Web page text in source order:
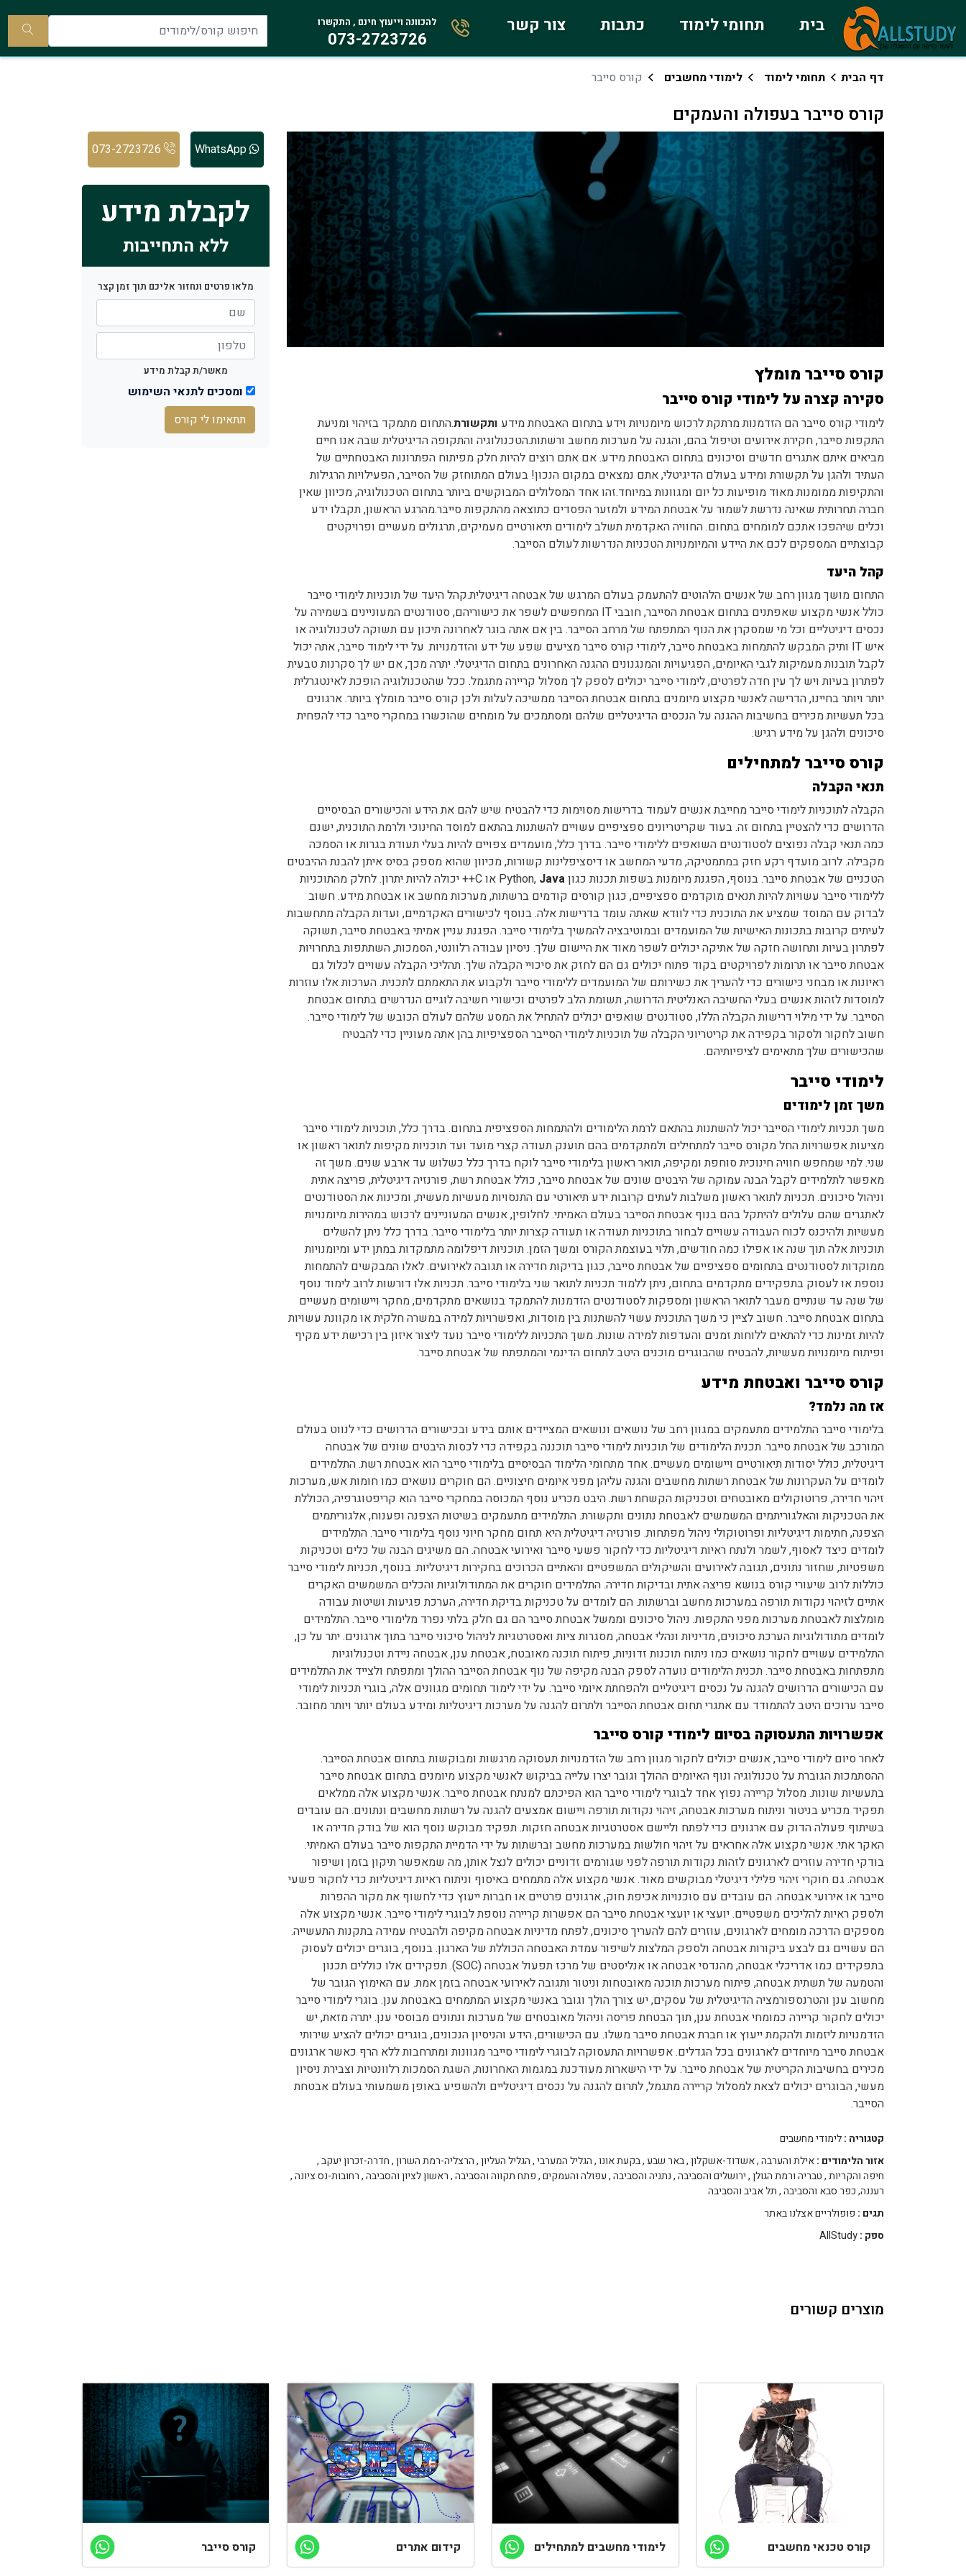
בית תחומי לימוד כתבות צור קשר להכוונה וייעוץ חינם , התקשרו
073-2723726
להתקשר
דף הבית תחומי לימוד לימודי מחשבים קורס סייבר
קורס סייבר בעפולה והעמקים
קורס סייבר מומלץ
סקירה קצרה על לימודי קורס סייבר
לימודי קורס סייבר הם הזדמנות מרתקת לרכוש מיומנויות וידע בתחום האבטחת מידע ותקשורת.התחום מתמקד בזיהוי ומניעת
התקפות סייבר, חקירת אירועים וטיפול בהם, והגנה על מערכות מחשב ורשתות.הטכנולוגיה והתקופה הדיגיטלית שבה אנו חיים
מביאים איתם אתגרים חדשים וסיכונים בתחום האבטחת מידע. אם אתם רוצים להיות חלק מפיתוח הפתרונות האבטחתיים של
העתיד ולהגן על תקשורת ומידע בעולם הדיגיטלי, אתם נמצאים במקום הנכון! בעולם המתוחזק של הסייבר, הפעילויות הרגילות
והתקיפות ממומנות מאוד מופיעות כל יום ומגוונות במיוחד.זהו אחד המסלולים המבוקשים ביותר בתחום הטכנולוגיה, מכיוון שאין
חברה תחרותית שאינה נדרשת לשמור על אבטחת המידע ולמזער הפסדים כתוצאה מהתקפות סייבר.מהרגע הראשון, תקבלו ידע
וכלים שיהפכו אתכם למומחים בתחום. החוויה האקדמית תשלב לימודים תיאורטיים מעמיקים, תרגולים מעשיים ופרויקטים
קבוצתיים המספקים לכם את היידע והמיומנויות הטכניות הנדרשות לעולם הסייבר.
קהל היעד
התחום מושך מגוון רחב של אנשים הלהוטים להתעמק בעולם המרגש של אבטחה דיגיטלית.קהל היעד של תוכניות לימודי סייבר
כולל אנשי מקצוע שאפתנים בתחום אבטחת הסייבר, חובבי IT המחפשים לשפר את כישוריהם, סטודנטים המעוניינים בשמירה על
נכסים דיגיטליים וכל מי שמסקרן את הנוף המתפתח של מרחב הסייבר. בין אם אתה בוגר לאחרונה תיכון עם תשוקה לטכנולוגיה או
איש IT ותיק המבקש להתמחות באבטחת סייבר, לימודי קורס סייבר מציעים שפע של ידע והזדמנויות. על ידי לימוד סייבר, אתה יכול
לקבל תובנות מעמיקות לגבי האיומים, הפגיעויות והמנגנונים ההגנה האחרונים בתחום הדיגיטלי. יתרה מכך, אם יש לך סקרנות טבעית
לפתרון בעיות ויש לך עין חדה לפרטים, לימודי סייבר יכולים לספק לך מסלול קריירה מתגמל. ככל שהטכנולוגיה הופכת לאינטגרלית
יותר ויותר בחיינו, הדרישה לאנשי מקצוע מיומנים בתחום אבטחת הסייבר ממשיכה לעלות ולכן קורס סייבר מומלץ ביותר. ארגונים
בכל תעשיות מכירים בחשיבות ההגנה על הנכסים הדיגיטליים שלהם ומסתמכים על מומחים שהוכשרו במחקרי סייבר כדי להפחית
סיכונים ולהגן על מידע רגיש.
קורס סייבר למתחילים
תנאי הקבלה
הקבלה לתוכניות לימודי סייבר מחייבת אנשים לעמוד בדרישות מסוימות כדי להבטיח שיש להם את הידע והכישורים הבסיסיים
הדרושים כדי להצטיין בתחום זה. בעוד שקריטריונים ספציפיים עשויים להשתנות בהתאם למוסד החינוכי ולרמת התוכנית, ישנם
כמה תנאי קבלה נפוצים לסטודנטים השואפים ללימודי סייבר. בדרך כלל, מועמדים צפויים להיות בעלי תעודת בגרות או הסמכה
מקבילה. לרוב מועדף רקע חזק במתמטיקה, מדעי המחשב או דיסציפלינות קשורות, מכיוון שהוא מספק בסיס איתן להבנת ההיבטים
הטכניים של אבטחת סייבר. בנוסף, הפגנת מיומנות בשפות תכנות כגון Python,Java
או C++ יכולה להיות יתרון. לחלק מהתוכניות
ללימודי סייבר עשויות להיות תנאים מוקדמים ספציפיים, כגון קורסים קודמים ברשתות, מערכות מחשב או אבטחת מידע. חשוב
לבדוק עם המוסד שמציע את התוכנית כדי לוודא שאתה עומד בדרישות אלה. בנוסף לכישורים האקדמיים, ועדות הקבלה מתחשבות
לעיתים קרובות בתכונות האישיות של המועמדים ובמוטיבציה להמשיך בלימודי סייבר. הפגנת עניין אמיתי באבטחת סייבר, תשוקה
לפתרון בעיות ותחושה חזקה של אתיקה יכולים לשפר מאוד את היישום שלך. ניסיון עבודה רלוונטי, הסמכות, השתתפות בתחרויות
אבטחת סייבר או תרומות לפרויקטים בקוד פתוח יכולים גם הם לחזק את סיכויי הקבלה שלך. תהליכי הקבלה עשויים לכלול גם
ראיונות או מבחני כישורים כדי להעריך את כשירותם של המועמדים ללימודי סייבר ולקבוע את התאמתם לתכנית. הערכות אלו עוזרות
למוסדות לזהות אנשים בעלי החשיבה האנליטית הדרושה, תשומת הלב לפרטים וכישורי חשיבה לוגיים הנדרשים בתחום אבטחת
הסייבר. על ידי מילוי דרישות הקבלה הללו, סטודנטים שואפים יכולים להתחיל את המסע שלהם לעולם הכובש של לימודי סייבר.
חשוב לחקור ולסקור בקפידה את קריטריוני הקבלה של תוכניות לימודי הסייבר הספציפיות בהן אתה מעוניין כדי להבטיח
שהכישורים שלך מתאימים לציפיותיהם.
לימודי סייבר
משך זמן לימודים
משך תכניות לימודי הסייבר יכול להשתנות בהתאם לרמת הלימודים ולהתמחות הספציפית בתחום. בדרך כלל, תוכניות לימודי סייבר
מציעות אפשרויות החל מקורס סייבר למתחילים ולמתקדמים בהם תוענק תעודה קצרי מועד ועד תוכניות מקיפות לתואר ראשון או
שני. למי שמחפש חוויה חינוכית סוחפת ומקיפה, תואר ראשון בלימודי סייבר לוקח בדרך כלל כשלוש עד ארבע שנים. משך זה
מאפשר לתלמידים לקבל הבנה עמוקה של היבטים שונים של אבטחת סייבר, כולל אבטחת רשת, פורנזיה דיגיטלית, פריצה אתית
וניהול סיכונים. תכניות לתואר ראשון משלבות לעתים קרובות ידע תיאורטי עם התנסויות מעשיות מעשית, ומכינות את הסטודנטים
לאתגרים שהם עלולים להיתקל בהם בנוף אבטחת הסייבר בעולם האמיתי. לחלופין, אנשים המעוניינים לרכוש במהירות מיומנויות
מעשיות ולהיכנס לכוח העבודה עשויים לבחור בתוכניות תעודה או תעודה קצרות יותר בלימודי סייבר. בדרך כלל ניתן להשלים
תוכניות אלה תוך שנה או אפילו כמה חודשים, תלוי בעוצמת הקורס ומשך הזמן. תוכניות דיפלומה מתמקדות במתן ידע ומיומנויות
ממוקדות לסטודנטים בתחומים ספציפיים של אבטחת סייבר, כגון בדיקות חדירה או תגובה לאירועים. לאלו המבקשים להתמחות
נוספת או לעסוק בתפקידים מתקדמים בתחום, ניתן ללמוד תכניות לתואר שני בלימודי סייבר. תכניות אלו דורשות לרוב לימוד נוסף
של שנה עד שנתיים מעבר לתואר הראשון ומספקות לסטודנטים הזדמנות להתמקד בנושאים מתקדמים, מחקר ויישומים מעשיים
בתחום אבטחת סייבר. חשוב לציין כי משך התוכנית עשוי להשתנות בין מוסדות, ואפשרויות למידה במשרה חלקית או מקוונת עשויות
להיות זמינות כדי להתאים ללוחות זמנים והעדפות למידה שונות. משך התכניות ללימודי סייבר נועד ליצור איזון בין רכישת ידע מקיף
ופיתוח מיומנויות מעשיות, להבטיח שהבוגרים מוכנים היטב לתחום הדינמי והמתפתח של אבטחת סייבר.
קורס סייבר ואבטחת מידע
אז מה נלמד?
בלימודי סייבר התלמידים מתעמקים במגוון רחב של נושאים ונושאים המציידים אותם בידע ובכישורים הדרושים כדי לנווט בעולם
המורכב של אבטחת סייבר. תכנית הלימודים של תוכניות לימודי סייבר תוכננה בקפידה כדי לכסות היבטים שונים של אבטחה
דיגיטלית, כולל יסודות תיאורטיים ויישומים מעשיים. אחד מתחומי הלימוד הבסיסיים בלימודי סייבר הוא אבטחת רשת. התלמידים
לומדים על העקרונות של אבטחת רשתות מחשבים והגנה עליהן מפני איומים חיצוניים. הם חוקרים נושאים כמו חומות אש, מערכות
זיהוי חדירה, פרוטוקולים מאובטחים וטכניקות הקשחת רשת. היבט מכריע נוסף המכוסה במחקרי סייבר הוא קריפטוגרפיה, הכוללת
את הטכניקות והאלגוריתמים המשמשים לאבטחת נתונים ותקשורת. התלמידים מתעמקים בשיטות הצפנה ופענוח, אלגוריתמים
הצפנה, חתימות דיגיטליות ופרוטוקולי ניהול מפתחות. פורנזיה דיגיטלית היא תחום מחקר חיוני נוסף בלימודי סייבר. התלמידים
לומדים כיצד לאסוף, לשמר ולנתח ראיות דיגיטליות כדי לחקור פשעי סייבר ואירועי אבטחה. הם משיגים הבנה של כלים וטכניקות
משפטיות, שחזור נתונים, תגובה לאירועים והשיקולים המשפטיים והאתיים הכרוכים בחקירות דיגיטליות. בנוסף, תכניות לימודי סייבר
כוללות לרוב שיעורי קורס בנושא פריצה אתית ובדיקות חדירה. התלמידים חוקרים את המתודולוגיות והכלים המשמשים האקרים
אתיים לזיהוי נקודות תורפה במערכות מחשב וברשתות. הם לומדים על טכניקות בדיקת חדירה, הערכת פגיעות ושיטות עבודה
מומלצות לאבטחת מערכות מפני התקפות. ניהול סיכונים וממשל אבטחת סייבר הם גם חלק בלתי נפרד מלימודי סייבר. התלמידים
לומדים מתודולוגיות הערכת סיכונים, מדיניות ונהלי אבטחה, מסגרות ציות ואסטרטגיות לניהול סיכוני סייבר בתוך ארגונים. יתר על כן,
התלמידים עשויים לחקור נושאים כמו ניתוח תוכנות זדוניות, פיתוח תוכנה מאובטח, אבטחת ענן, אבטחה ניידת וטכנולוגיות
מתפתחות באבטחת סייבר. תכנית הלימודים נועדה לספק הבנה מקיפה של נוף אבטחת הסייבר ההולך ומתפתח ולצייד את התלמידים
עם הכישורים הדרושים להגנה על נכסים דיגיטליים ולהפחתת איומי סייבר. על ידי לימוד תחומים מגוונים אלה, בוגרי תכניות לימודי
סייבר ערוכים היטב להתמודד עם אתגרי תחום אבטחת הסייבר ולתרום להגנה על מערכות דיגיטליות ומידע בעולם יותר ויותר מחובר.
אפשרויות התעסוקה בסיום לימודי קורס סייבר
לאחר סיום לימודי סייבר, אנשים יכולים לחקור מגוון רחב של הזדמנויות תעסוקה מרגשות ומבוקשות בתחום אבטחת הסייבר.
ההסתמכות הגוברת על טכנולוגיה ונוף האיומים ההולך וגובר יצרו עלייה בביקוש לאנשי מקצוע מיומנים בתחום אבטחת סייבר
בתעשיות שונות. מסלול קריירה נפוץ אחד לבוגרי לימודי סייבר הוא הפיכתם למנתח אבטחת סייבר. אנשי מקצוע אלה ממלאים
תפקיד מכריע בניטור וניתוח מערכות אבטחה, זיהוי נקודות תורפה ויישום אמצעים להגנה על רשתות מחשבים ונתונים. הם עובדים
בשיתוף פעולה הדוק עם ארגונים כדי לפתח וליישם אסטרטגיות אבטחה חזקות. תפקיד מבוקש נוסף הוא של בודק חדירה או
האקר אתי. אנשי מקצוע אלה אחראים על זיהוי חולשות במערכות מחשב וברשתות על ידי הדמיית התקפות סייבר בעולם האמיתי.
בודקי חדירה עוזרים לארגונים לזהות נקודות תורפה לפני שגורמים זדוניים יכולים לנצל אותן, מה שמאפשר תיקון בזמן ושיפור
אבטחה. גם חוקרי זיהוי פלילי דיגיטלי מבוקשים מאוד. אנשי מקצוע אלה מתמחים באיסוף וניתוח ראיות דיגיטליות כדי לחקור פשעי
סייבר או אירועי אבטחה. הם עובדים עם סוכנויות אכיפת חוק, ארגונים פרטיים או חברות ייעוץ כדי לחשוף את מקור ההפרות
ולספק ראיות להליכים משפטיים. יועצי או יועצי אבטחת סייבר הם אפשרות קריירה נוספת לבוגרי לימודי סייבר. אנשי מקצוע אלה
מספקים הדרכה מומחים לארגונים, עוזרים להם להעריך סיכונים, לפתח מדיניות אבטחה מקיפה ולהבטיח עמידה בתקנות התעשייה.
הם עשויים גם לבצע ביקורות אבטחה ולספק המלצות לשיפור עמדת האבטחה הכוללת של הארגון. בנוסף, בוגרים יכולים לעסוק
בתפקידים כמו אדריכלי אבטחה, מהנדסי אבטחה או אנליסטים של מרכז תפעול אבטחה (SOC). תפקידים אלו כוללים תכנון
והטמעה של תשתית אבטחה, פיתוח מערכות תוכנה מאובטחות וניטור ותגובה לאירועי אבטחה בזמן אמת. עם האימוץ הגובר של
מחשוב ענן והטרנספורמציה הדיגיטלית של עסקים, יש צורך הולך וגובר באנשי מקצוע המתמחים באבטחת ענן. בוגרי לימודי סייבר
יכולים לחקור קריירה כמומחי אבטחת ענן, תוך הבטחת פריסה וניהול מאובטחים של מערכות ונתונים מבוססי ענן. יתרה מזאת, יש
הזדמנויות ליזמות ולהקמת ייעוץ או חברת אבטחת סייבר משלו. עם הכישורים, הידע והניסיון הנכונים, בוגרים יכולים להציע שירותי
אבטחת סייבר מיוחדים לארגונים בכל הגדלים. אפשרויות התעסוקה לבוגרי לימודי סייבר מגוונות ומתרחבות ללא הרף כאשר ארגונים
מכירים בחשיבות הקריטית של אבטחת סייבר. על ידי הישארות מעודכנת במגמות האחרונות, השגת הסמכות רלוונטיות וצבירת ניסיון
מעשי, הבוגרים יכולים לצאת למסלול קריירה מתגמל, לתרום להגנה על נכסים דיגיטליים ולהשפיע באופן משמעותי בעולם אבטחת
הסייבר.
קטגוריה :לימודי מחשבים
אזור הלימודים :אילת והערבה,אשדוד-אשקלון,באר שבע,בקעת אונו,הגליל המערבי,הגליל העליון,הרצליה-רמת השרון,חדרה-זכרון יעקב,
חיפה והקריות,טבריה ורמת הגולן,ירושלים והסביבה,נתניה והסביבה,עפולה והעמקים,פתח תקווה והסביבה,ראשון לציון והסביבה,רחובות-נס ציונה,
רעננה, כפר סבא והסביבה,תל אביב והסביבה
תגים : פופולריים אצלנו באתר
ספק :AllStudy
WhatsApp
לקבלת מידע
ללא התחייבות
מלאו פרטים ונחזור אליכם תוך זמן קצר
מאשר/ת קבלת מידע
ומסכים לתנאי השימוש
תתאימו לי קורס
מוצרים קשורים
קורס טכנאי מחשבים לימודי מחשבים למתחילים קידום אתרים קורס סייבר